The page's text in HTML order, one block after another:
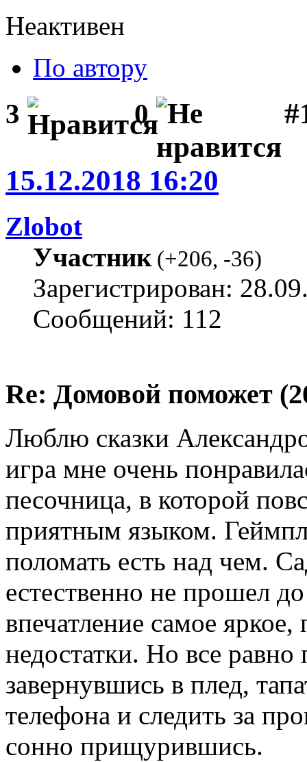
Неактивен
По автору
3 0
15.12.2018 16:20
Zlobot
Участник(+206, -36)
Зарегистрирован:
Сообщений: 112
Re: Домовой поможет
Люблю сказки
игра мне очень
песочница, в которой
приятным языком.
поломать есть над чем.
естественно не прошел
впечатление самое
недостатки. Но все равно
завернувшись в плед,
телефона и следить за
сонно прищурившись.